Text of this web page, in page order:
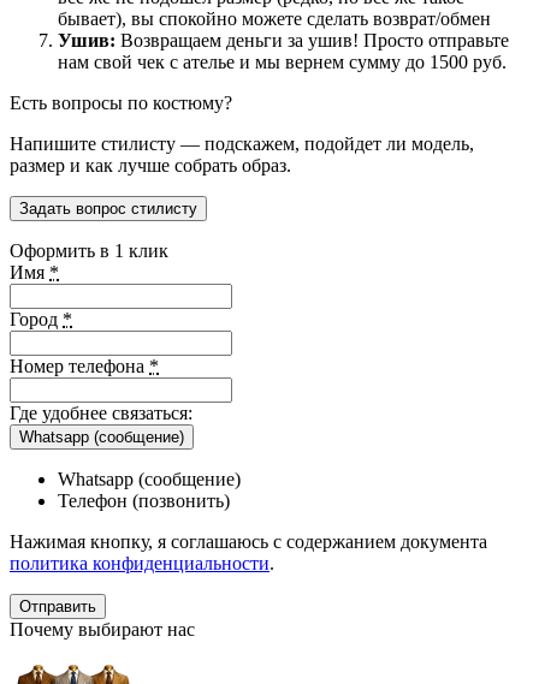
бывает), вы спокойно можете сделать возврат/обмен
Ушив: Возвращаем деньги за ушив! Просто отправьте
нам свой чек с ателье и мы вернем сумму до 1500 руб.
Есть вопросы по костюму?
Напишите стилисту — подскажем, подойдет ли модель,
размер и как лучше собрать образ.
Задать вопрос стилисту
Оформить в 1 клик
Имя *
Город *
Номер телефона *
Где удобнее связаться:
Whatsapp (сообщение)
Whatsapp (сообщение)
Телефон (позвонить)
Нажимая кнопку, я соглашаюсь с содержанием документа
политика конфиденциальности.
Почему выбирают нас